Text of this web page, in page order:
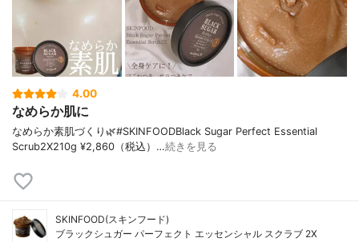
4.00
なめらか肌に
なめらか素肌づくり🌿⁡⁡⁡#SKINFOOD⁡Black Sugar Perfect Essential
Scrub2X⁡210g ¥2,860（税込）⁡⁡⁡…続きを見る
SKINFOOD(スキンフード)
ブラックシュガー パーフェクト エッセンシャル スクラブ 2X